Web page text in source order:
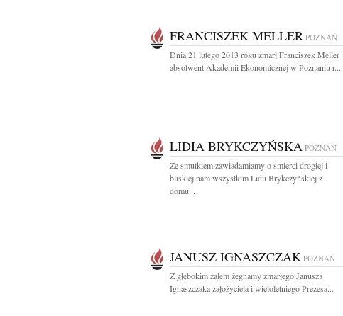
FRANCISZEK MELLER POZNAŃ
Dnia 21 lutego 2013 roku zmarł Franciszek Meller
absolwent Akademii Ekonomicznej w Poznaniu r....
LIDIA BRYKCZYŃSKA POZNAŃ
Ze smutkiem zawiadamiamy o śmierci drogiej i
bliskiej nam wszystkim Lidii Brykczyńskiej z
domu...
JANUSZ IGNASZCZAK POZNAŃ
Z głębokim żalem żegnamy zmarłego Janusza
Ignaszczaka założyciela i wieloletniego Prezesa...